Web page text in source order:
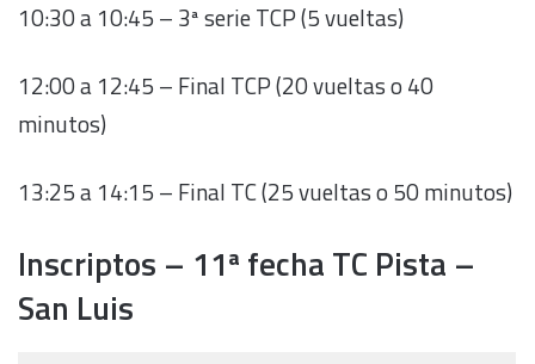
10:30 a 10:45 – 3ª serie TCP (5 vueltas)
12:00 a 12:45 – Final TCP (20 vueltas o 40
minutos)
13:25 a 14:15 – Final TC (25 vueltas o 50 minutos)
Inscriptos – 11ª fecha TC Pista –
San Luis